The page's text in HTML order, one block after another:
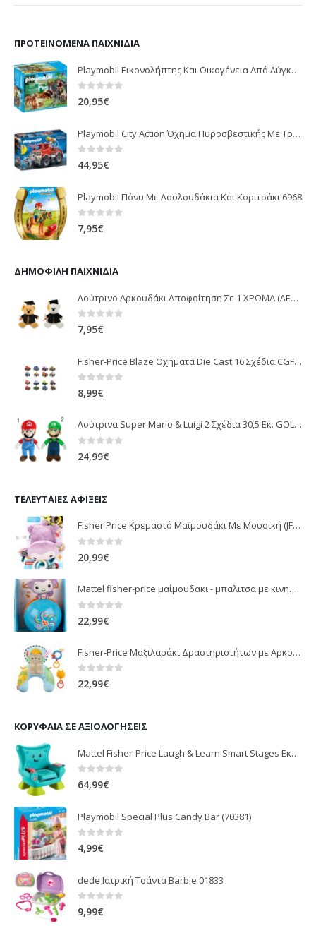
ΠΡΟΤΕΙΝΌΜΕΝΑ ΠΑΙΧΝΊΔΙΑ
Playmobil Εικονολήπτης Και Οικογένεια Από Λύγκες 5561
0 out of 5
20,95€
Playmobil City Action Όχημα Πυροσβεστικής Με Τροχαλία Ρυμούλκησης 9466
0 out of 5
44,95€
Playmobil Πόνυ Με Λουλουδάκια Και Κοριτσάκι 6968
0out of 5
7,95€
ΔΗΜΟΦΙΛΉ ΠΑΙΧΝΊΔΙΑ
Λούτρινο Αρκουδάκι Αποφοίτηση Σε 1 ΧΡΩΜΑ (ΛΕΥΚΟ)25Εκ 1850
0out of 5
7,95€
Fisher-Price Blaze Οχήματα Die Cast 16 Σχέδια CGF20
0 out of 5
8,99€
Λούτρινα Super Mario & Luigi 2 Σχέδια 30,5 Εκ. GOL13769
0 out of 5
24,99€
ΤΕΛΕΥΤΑΊΕΣ ΑΦΊΞΕΙΣ
Fisher Price Κρεμαστό Μαϊμουδάκι Με Μουσική (JFF02)
0 out of 5
20,99€
Mattel fisher-price μαίμουδακι - μπαλιτσα με κινηση JLB95
22,99€
Fisher-Price Μαξιλαράκι Δραστηριοτήτων με Αρκουδάκι (JHB44)
0 out of 5
22,99€
ΚΟΡΥΦΑΊΑ ΣΕ ΑΞΙΟΛΟΓΉΣΕΙΣ
Mattel Fisher-Price Laugh & Learn Smart Stages Εκπαιδευτική Καρέκλα HYR89
0 out of 5
64,99€
Playmobil Special Plus Candy Bar (70381)
0 out of 5
4,99€
dede Ιατρική Τσάντα Barbie 01833
0 out of 5
9,99€